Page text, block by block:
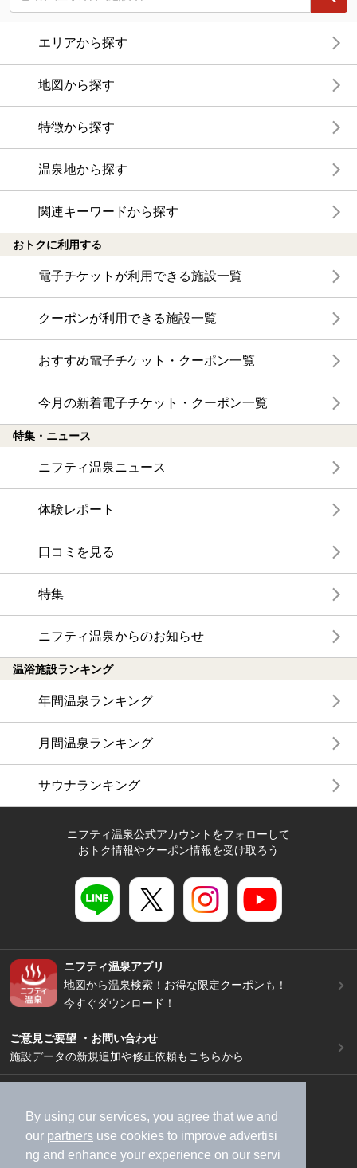
By using our services, you agree that we and
our partners use cookies to improve advertisi
ng and enhance your experience on our servi
エリアから探す
地図から探す
特徴から探す
温泉地から探す
関連キーワードから探す
おトクに利用する
電子チケットが利用できる施設一覧
クーポンが利用できる施設一覧
おすすめ電子チケット・クーポン一覧
今月の新着電子チケット・クーポン一覧
特集・ニュース
ニフティ温泉ニュース
体験レポート
口コミを見る
特集
ニフティ温泉からのお知らせ
温浴施設ランキング
年間温泉ランキング
月間温泉ランキング
サウナランキング
ニフティ温泉公式アカウントをフォローして
おトク情報やクーポン情報を受け取ろう
ニフティ温泉アプリ
地図から温泉検索！お得な限定クーポンも！
今すぐダウンロード！
ご意見ご要望 ・お問い合わせ
施設データの新規追加や修正依頼もこちらから
加盟店募集（資料請求）
広告出稿のご案内
利用規約
ライフスタイルMEMBERS+規約
特定商取引法に基づく表記
ヘルプ 採用情報